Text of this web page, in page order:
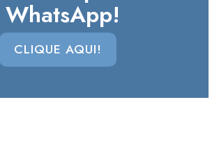
WhatsApp!
CLIQUE AQUI!